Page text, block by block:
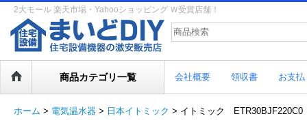
2大モール 楽天市場・Yahooショッピング Ｗ受賞店舗！
商品カテゴリ一覧 会社概要 領収書 お支
ホーム > 電気温水器 > 日本イトミック > イトミック ETR30BJF220C0